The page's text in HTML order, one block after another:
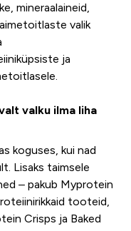
mineraalaineid,
valik
ja
valku ilma liha
koguses, kui nad
Lisaks taimsele
– pakub Myprotein
tooteid,
Crisps ja Baked